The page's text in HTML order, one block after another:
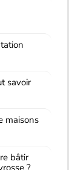
savoir
maisons
bâtir
?